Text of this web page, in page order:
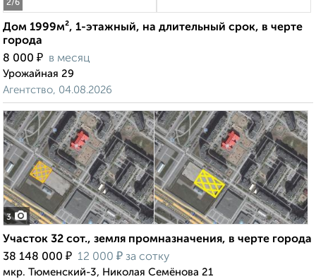
2/6
Дом 1999м², 1-этажный, на длительный срок, в черте
города
8 000 ₽ в месяц
Урожайная 29
Агентство, 04.08.2026
3
Участок 32 сот., земля промназначения, в черте города
38 148 000 ₽ 12 000 ₽ за сотку
мкр. Тюменский-3, Николая Семёнова 21